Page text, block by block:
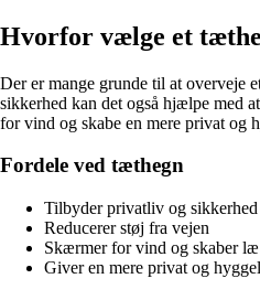
Hvorfor vælge et
Der er mange grunde til at overveje
sikkerhed kan det også hjælpe med
for vind og skabe en mere privat og
Fordele ved tæthegn
Tilbyder privatliv og sikkerhed
Reducerer støj fra vejen
Skærmer for vind og skaber læ
Giver en mere privat og